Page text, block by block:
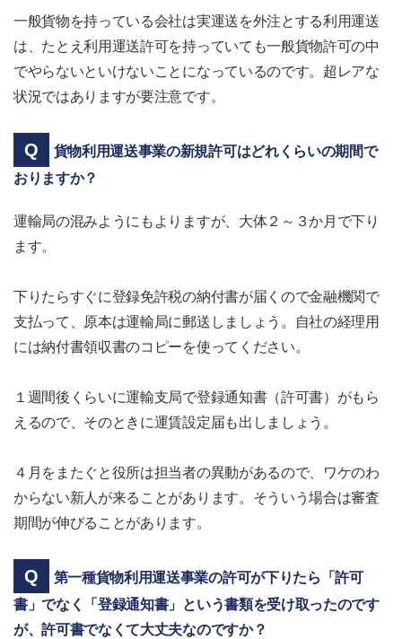
一般貨物を持っている会社は実運送を外注とする利用運送
は、たとえ利用運送許可を持っていても一般貨物許可の中
でやらないといけないことになっているのです。超レアな
状況ではありますが要注意です。
貨物利用運送事業の新規許可はどれくらいの期間で
おりますか？
運輸局の混みようにもよりますが、大体２～３か月で下り
ます。
下りたらすぐに登録免許税の納付書が届くので金融機関で
支払って、原本は運輸局に郵送しましょう。自社の経理用
には納付書領収書のコピーを使ってください。
１週間後くらいに運輸支局で登録通知書（許可書）がもら
えるので、そのときに運賃設定届も出しましょう。
４月をまたぐと役所は担当者の異動があるので、ワケのわ
からない新人が来ることがあります。そういう場合は審査
期間が伸びることがあります。
第一種貨物利用運送事業の許可が下りたら「許可
書」でなく「登録通知書」という書類を受け取ったのです
が、許可書でなくて大丈夫なのですか？